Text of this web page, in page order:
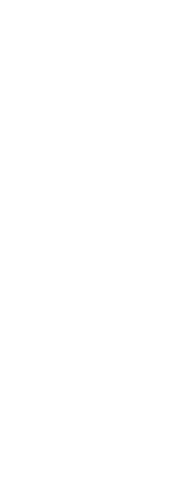
Bildergalerie